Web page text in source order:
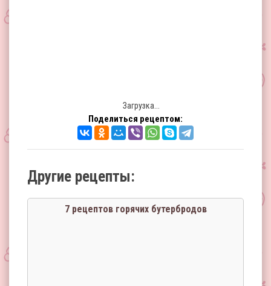
Загрузка...
Поделиться рецептом:
Другие рецепты:
7 рецептов горячих бутербродов